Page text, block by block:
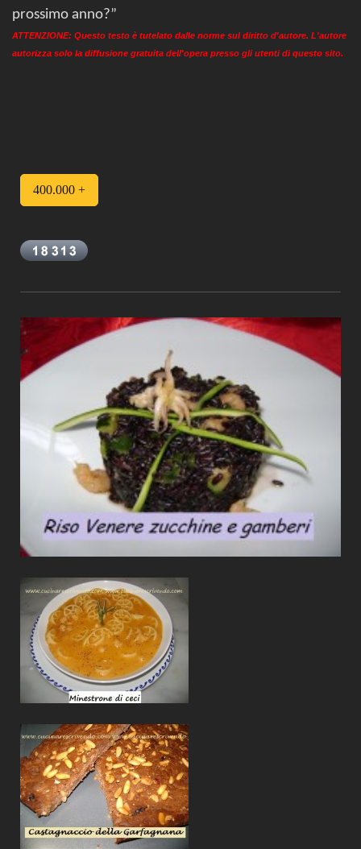
prossimo anno?”
ATTENZIONE: Questo testo è tutelato dalle norme sul diritto d'autore. L'autore
autorizza solo la diffusione gratuita dell'opera presso gli utenti di questo sito.
400.000 +